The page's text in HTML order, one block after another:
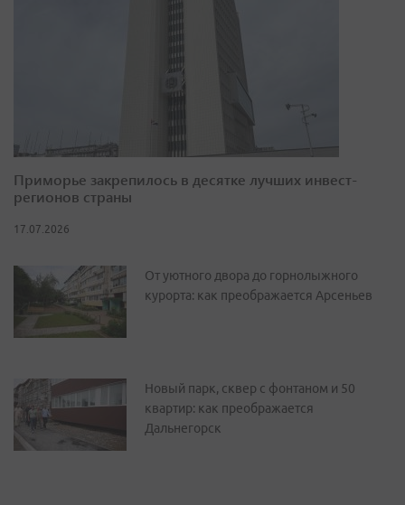
Приморье закрепилось в десятке лучших инвест-
регионов страны
17.07.2026
От уютного двора до горнолыжного
курорта: как преображается Арсеньев
Новый парк, сквер с фонтаном и 50
квартир: как преображается
Дальнегорск